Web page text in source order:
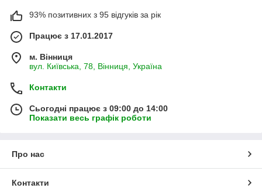
93% позитивних з 95 відгуків за рік
Працює з 17.01.2017
м. Вінниця
вул. Київська, 78, Вінниця, Україна
Контакти
Сьогодні працює з 09:00 до 14:00
Показати весь графік роботи
Про нас
Контакти